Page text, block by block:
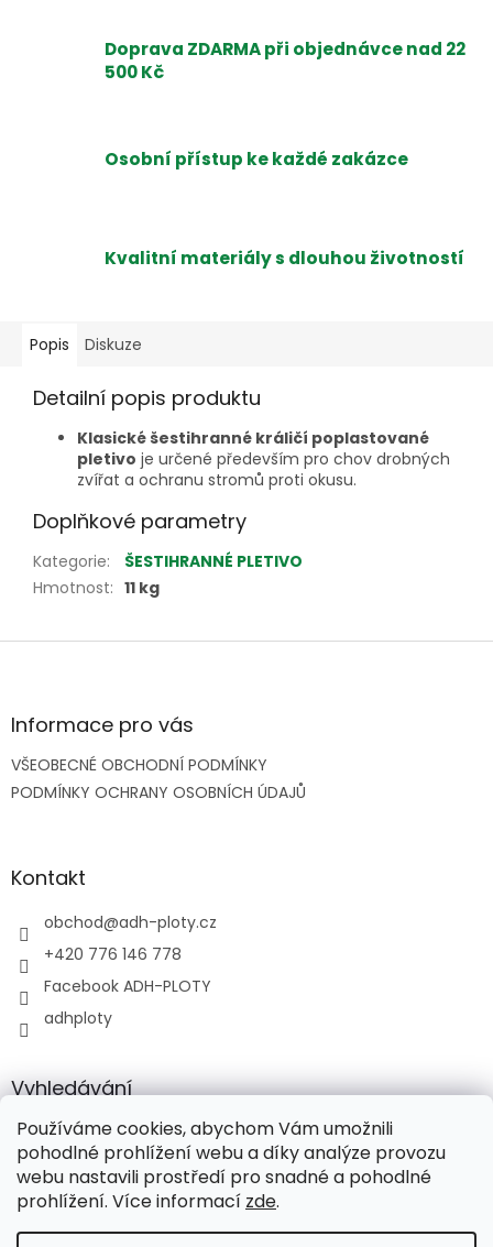
Používáme cookies, abychom Vám umožnili
pohodlné prohlížení webu a díky analýze provozu
webu nastavili prostředí pro snadné a pohodlné
prohlížení. Více informací zde.
Doprava ZDARMA při objednávce nad 22
500 Kč
Osobní přístup ke každé zakázce
Kvalitní materiály s dlouhou životností
Popis Diskuze
Detailní popis produktu
Klasické šestihranné králičí poplastované
pletivo je určené především pro chov drobných
zvířat a ochranu stromů proti okusu.
Doplňkové parametry
Kategorie:
ŠESTIHRANNÉ PLETIVO
Hmotnost: 11 kg
Z
aInformace pro vás
VŠEOBECNÉ OBCHODNÍ PODMÍNKY
PODMÍNKY OCHRANY OSOBNÍCH ÚDAJŮ
Kontakt
obchod@adh-ploty.cz
+420 776 146 778
Facebook ADH-PLOTY
adhploty
Vyhledávání
HLEDAT